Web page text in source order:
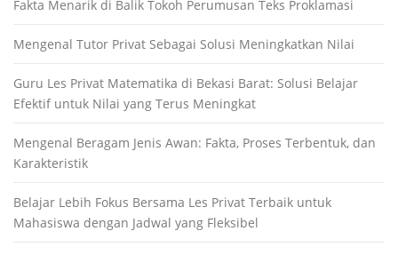
Fakta Menarik di Balik Tokoh Perumusan Teks Proklamasi
Mengenal Tutor Privat Sebagai Solusi Meningkatkan Nilai
Guru Les Privat Matematika di Bekasi Barat: Solusi Belajar
Efektif untuk Nilai yang Terus Meningkat
Mengenal Beragam Jenis Awan: Fakta, Proses Terbentuk, dan
Karakteristik
Belajar Lebih Fokus Bersama Les Privat Terbaik untuk
Mahasiswa dengan Jadwal yang Fleksibel